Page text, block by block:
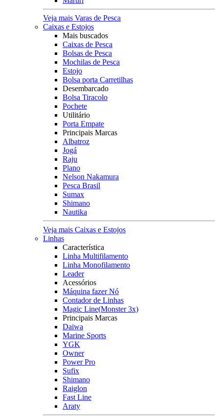
Veja mais Varas de Pesca
Caixas e Estojos
Mais buscados
Caixas de Pesca
Bolsas de Pesca
Mochilas de Pesca
Estojo
Bolsa porta Carretilhas
Desembarcado
Bolsa Tiracolo
Pochete
Utilitário
Porta Empate
Principais Marcas
Albatroz
Jogá
Raju
Plano
Nelson Nakamura
Pesca Brasil
Sumax
Shimano
Nautika
Veja mais Caixas e Estojos
Linhas
Característica
Linha Multifilamento
Linha Monofilamento
Leader
Acessórios
Máquina fazer Nó
Contador de Linhas
Magic Line(Monster 3x)
Principais Marcas
Daiwa
Marine Sports
YGK
Owner
Power Pro
Sufix
Shimano
Raiglon
Fast Line
Araty